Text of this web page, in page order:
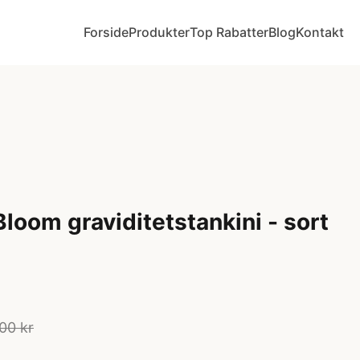
ForsideProdukterTop RabatterBlogKontakt
graviditetstankini - sort
kr